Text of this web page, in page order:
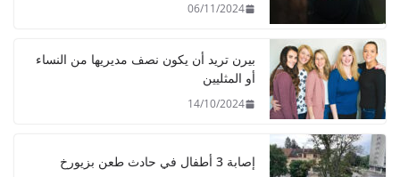
06/11/2024
بيرن تريد أن يكون نصف مديريها من النساء
أو المثليين
14/10/2024
إصابة 3 أطفال في حادث طعن بزيورخ